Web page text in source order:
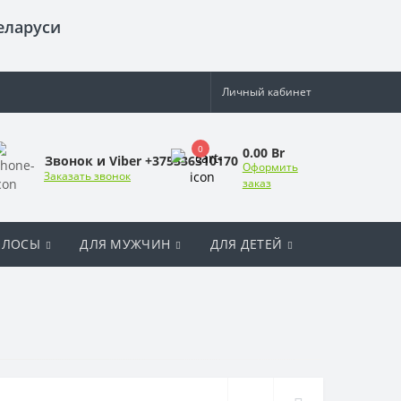
Личный кабинет
Звонок и Viber +375336310170
Заказать звонок
0 0.00 Br
Оформить
заказ
ДЛЯ МУЖЧИН ДЛЯ ДЕТЕЙ